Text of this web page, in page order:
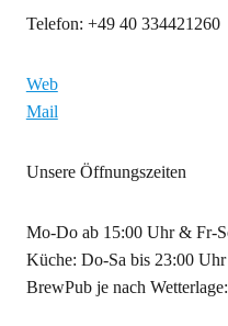
Telefon: +49 40 334421260
Web
Mail
Unsere Öffnungszeiten
Mo-Do ab 15:00 Uhr & Fr-
Küche: Do-Sa bis 23:00
BrewPub je nach